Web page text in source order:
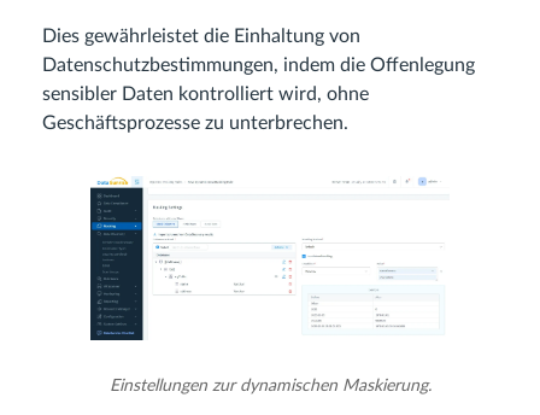
Dies gewährleistet die Einhaltung von
Datenschutzbestimmungen, indem die Offenlegung
sensibler Daten kontrolliert wird, ohne
Geschäftsprozesse zu unterbrechen.
Einstellungen zur dynamischen Maskierung.